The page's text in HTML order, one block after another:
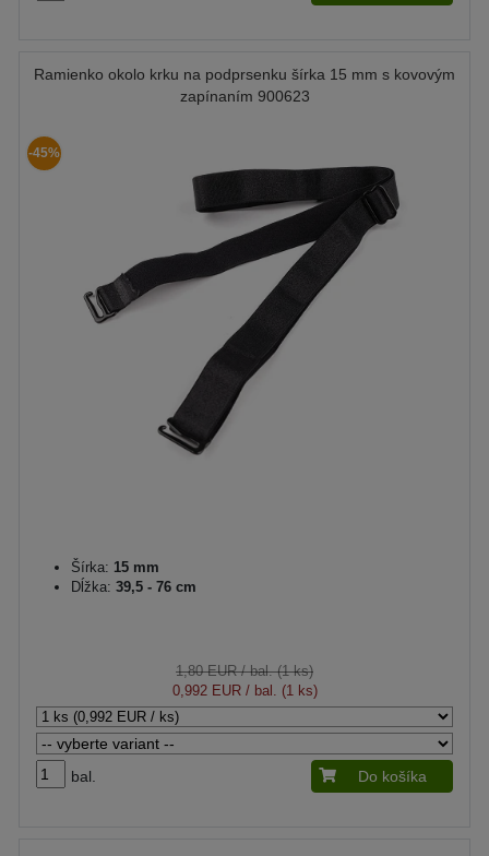
Ramienko okolo krku na podprsenku šírka 15 mm s kovovým
zapínaním 900623
-45%
Šírka: 15 mm
Dĺžka: 39,5 - 76 cm
1,80 EUR/ bal. (1 ks)
0,992 EUR/ bal. (1 ks)
bal. Do košíka